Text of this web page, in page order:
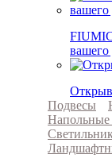
вашего
Подвесы
Напольные